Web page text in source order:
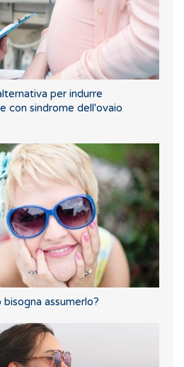
per indurre
con sindrome dell'ovaio
assumerlo?